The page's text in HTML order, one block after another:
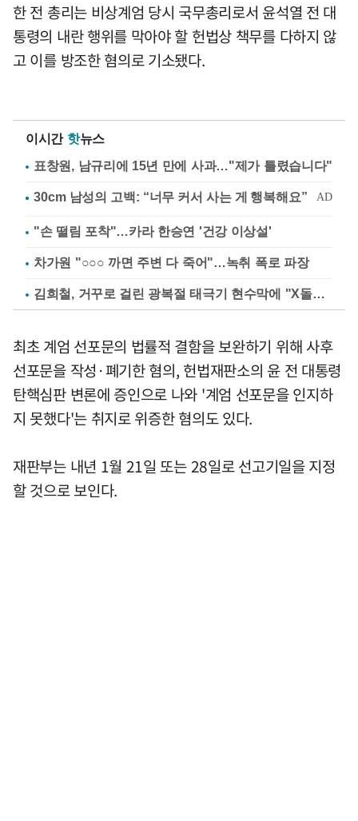
한 전 총리는 비상계엄 당시 국무총리로서 윤석열 전 대
통령의 내란 행위를 막아야 할 헌법상 책무를 다하지 않
고 이를 방조한 혐의로 기소됐다.
이시간 핫뉴스
표창원, 남규리에 15년 만에 사과…"제가 틀렸습니다"
"손 떨림 포착"…카라 한승연 '건강 이상설'
차가원 "○○○ 까면 주변 다 죽어"…녹취 폭로 파장
김희철, 거꾸로 걸린 광복절 태극기 현수막에 "X돌았네"
최초 계엄 선포문의 법률적 결함을 보완하기 위해 사후
선포문을 작성·폐기한 혐의, 헌법재판소의 윤 전 대통령
탄핵심판 변론에 증인으로 나와 '계엄 선포문을 인지하
지 못했다'는 취지로 위증한 혐의도 있다.
재판부는 내년 1월 21일 또는 28일로 선고기일을 지정
할 것으로 보인다.